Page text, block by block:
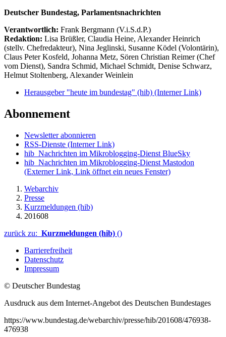
Deutscher Bundestag, Parlamentsnachrichten
Verantwortlich: Frank Bergmann (V.i.S.d.P.)
Redaktion: Lisa Brüßler, Claudia Heine, Alexander Heinrich
(stellv. Chefredakteur), Nina Jeglinski, Susanne Ködel (Volontärin),
Claus Peter Kosfeld, Johanna Metz, Sören Christian Reimer (Chef
vom Dienst), Sandra Schmid, Michael Schmidt, Denise Schwarz,
Helmut Stoltenberg, Alexander Weinlein
Herausgeber "heute im bundestag" (hib) (Interner Link)
Abonnement
Newsletter abonnieren
RSS-Dienste (Interner Link)
hib_Nachrichten im Mikroblogging-Dienst BlueSky
hib_Nachrichten im Mikroblogging-Dienst Mastodon
(Externer Link, Link öffnet ein neues Fenster)
Webarchiv
Presse
Kurzmeldungen (hib)
201608
zurück zu: Kurzmeldungen (hib) ()
Barrierefreiheit
Datenschutz
Impressum
© Deutscher Bundestag
Ausdruck aus dem Internet-Angebot des Deutschen Bundestages
https://www.bundestag.de/webarchiv/presse/hib/201608/476938-
476938